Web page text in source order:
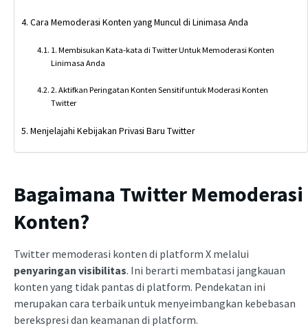
Cara Memoderasi Konten yang Muncul di Linimasa Anda
1. Membisukan Kata-kata di Twitter Untuk Memoderasi Konten
Linimasa Anda
2. Aktifkan Peringatan Konten Sensitif untuk Moderasi Konten
Twitter
Menjelajahi Kebijakan Privasi Baru Twitter
Bagaimana Twitter Memoderasi
Konten?
Twitter memoderasi konten di platform X melalui
penyaringan visibilitas. Ini berarti membatasi jangkauan
konten yang tidak pantas di platform. Pendekatan ini
merupakan cara terbaik untuk menyeimbangkan kebebasan
berekspresi dan keamanan di platform.